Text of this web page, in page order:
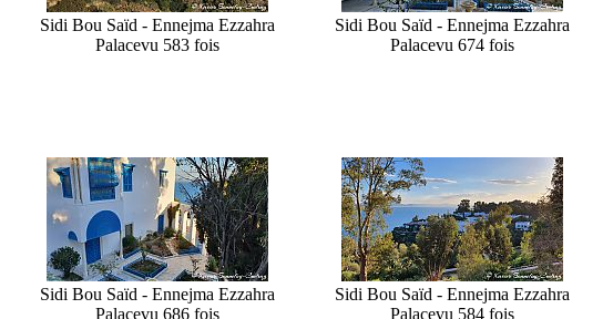
Sidi Bou Saïd - Ennejma Ezzahra
Palacevu 583 fois
Sidi Bou Saïd - Ennejma Ezzahra
Palacevu 674 fois
Sidi Bou Saïd - Ennejma Ezzahra
Palacevu 686 fois
Sidi Bou Saïd - Ennejma Ezzahra
Palacevu 584 fois